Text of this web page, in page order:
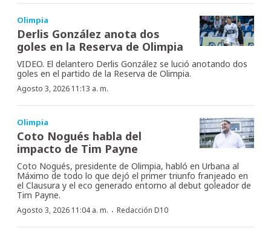
Olimpia
Derlis González anota dos
goles en la Reserva de Olimpia
VIDEO. El delantero Derlis González se lució anotando dos
goles en el partido de la Reserva de Olimpia.
Agosto 3, 2026 11:13 a. m.
Olimpia
Coto Nogués habla del
impacto de Tim Payne
Coto Nogués, presidente de Olimpia, habló en Urbana al
Máximo de todo lo que dejó el primer triunfo franjeado en
el Clausura y el eco generado entorno al debut goleador de
Tim Payne.
Agosto 3, 2026 11:04 a. m. · Redacción D10